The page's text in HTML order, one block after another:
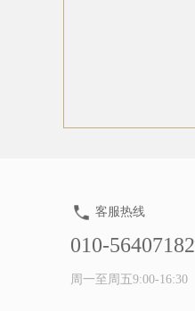
客服热线
010-56407182
周一至周五9:00-16:30